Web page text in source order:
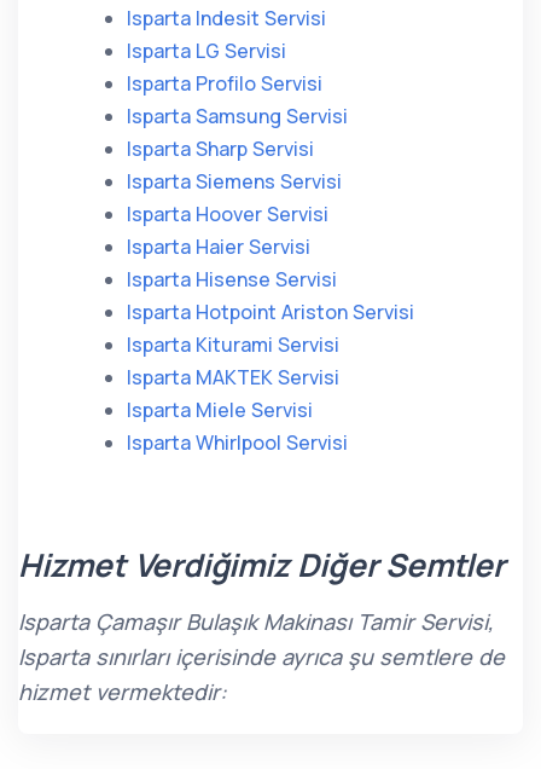
Isparta Indesit Servisi
Isparta LG Servisi
Isparta Profilo Servisi
Isparta Samsung Servisi
Isparta Sharp Servisi
Isparta Siemens Servisi
Isparta Hoover Servisi
Isparta Haier Servisi
Isparta Hisense Servisi
Isparta Hotpoint Ariston Servisi
Isparta Kiturami Servisi
Isparta MAKTEK Servisi
Isparta Miele Servisi
Isparta Whirlpool Servisi
Hizmet Verdiğimiz Diğer Semtler
Isparta Çamaşır Bulaşık Makinası Tamir Servisi,
Isparta sınırları içerisinde ayrıca şu semtlere de
hizmet vermektedir: